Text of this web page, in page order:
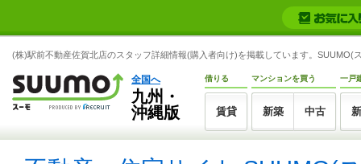
(株)駅前不動産佐賀北店のスタッフ詳細情報(購入者向け)を掲載しています。SUUMO(
全国へ
九州・
沖縄版
借りる
賃貸
マンションを買う
新築 中古
一戸